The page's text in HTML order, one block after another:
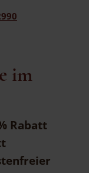
im
Rabatt